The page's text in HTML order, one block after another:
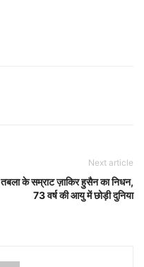
Next article
तबला के सम्राट ज़ाकिर हुसैन का निधन,
73 वर्ष की आयु में छोड़ी दुनिया